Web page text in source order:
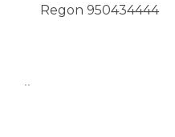
Regon 950434444
..